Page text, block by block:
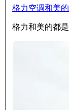
格力空调和美
格力和美的都